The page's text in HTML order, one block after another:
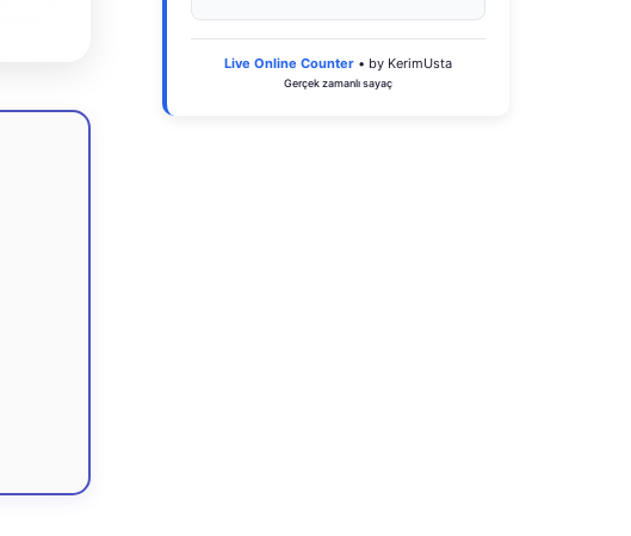
Live Online Counter • by KerimUsta
Gerçek zamanlı sayaç